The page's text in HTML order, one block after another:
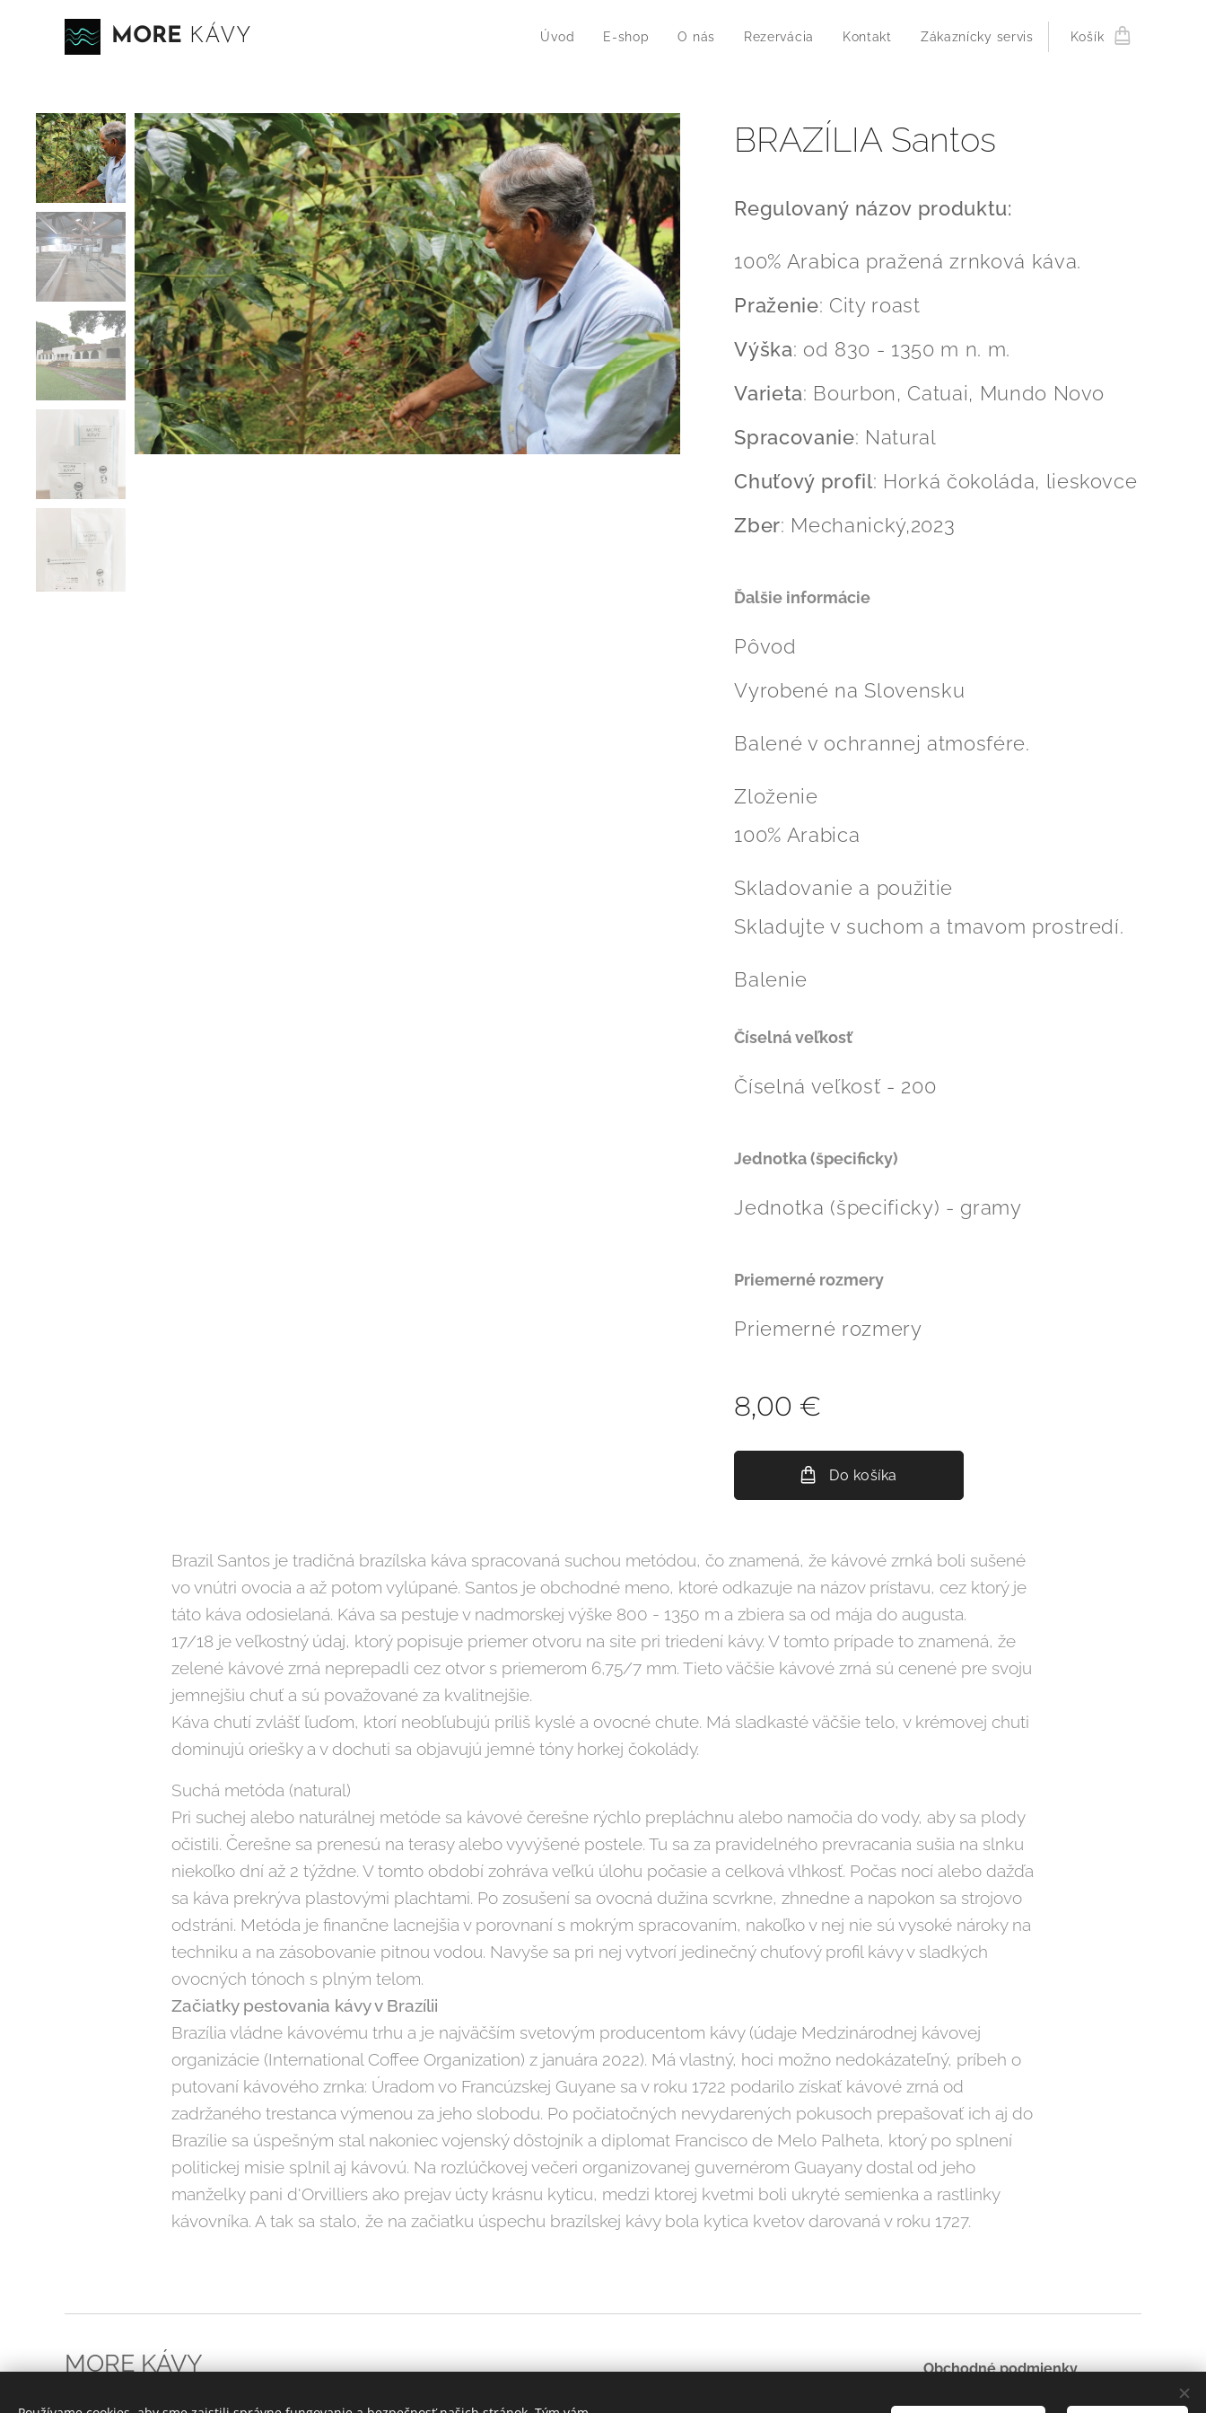
MORE KÁVY Úvod E-shop O nás Rezervácia Kontakt Zákaznícky servis Košík
BRAZÍLIA Santos
Regulovaný názov produktu:
100% Arabica pražená zrnková káva.
Praženie: City roast
Výška: od 830 - 1350 m n. m.
Varieta: Bourbon, Catuai, Mundo Novo
Spracovanie: Natural
Chuťový profil: Horká čokoláda, lieskovce
Zber: Mechanický,2023
Ďalšie informácie
Pôvod
Vyrobené na Slovensku
Balené v ochrannej atmosfére.
Zloženie
100% Arabica
Skladovanie a použitie
Skladujte v suchom a tmavom prostredí.
Balenie
Číselná veľkosť
Číselná veľkosť - 200
Jednotka (špecificky)
Jednotka (špecificky) - gramy
Priemerné rozmery
Priemerné rozmery
8,00 €
Do košíka
Brazil Santos je tradičná brazílska káva spracovaná suchou metódou, čo znamená, že kávové zrnká boli sušené
vo vnútri ovocia a až potom vylúpané. Santos je obchodné meno, ktoré odkazuje na názov prístavu, cez ktorý je
táto káva odosielaná. Káva sa pestuje v nadmorskej výške 800 - 1350 m a zbiera sa od mája do augusta.
17/18 je veľkostný údaj, ktorý popisuje priemer otvoru na site pri triedení kávy. V tomto prípade to znamená, že
zelené kávové zrná neprepadli cez otvor s priemerom 6,75/7 mm. Tieto väčšie kávové zrná sú cenené pre svoju
jemnejšiu chuť a sú považované za kvalitnejšie.
Káva chutí zvlášť ľuďom, ktorí neobľubujú príliš kyslé a ovocné chute. Má sladkasté väčšie telo, v krémovej chuti
dominujú oriešky a v dochuti sa objavujú jemné tóny horkej čokolády.
Suchá metóda (natural)
Pri suchej alebo naturálnej metóde sa kávové čerešne rýchlo prepláchnu alebo namočia do vody, aby sa plody
očistili. Čerešne sa prenesú na terasy alebo vyvýšené postele. Tu sa za pravidelného prevracania sušia na slnku
niekoľko dní až 2 týždne. V tomto období zohráva veľkú úlohu počasie a celková vlhkosť. Počas nocí alebo dažďa
sa káva prekrýva plastovými plachtami. Po zosušení sa ovocná dužina scvrkne, zhnedne a napokon sa strojovo
odstráni. Metóda je finančne lacnejšia v porovnaní s mokrým spracovaním, nakoľko v nej nie sú vysoké nároky na
techniku a na zásobovanie pitnou vodou. Navyše sa pri nej vytvorí jedinečný chuťový profil kávy v sladkých
ovocných tónoch s plným telom.
Začiatky pestovania kávy v Brazílii
Brazília vládne kávovému trhu a je najväčším svetovým producentom kávy (údaje Medzinárodnej kávovej
organizácie (International Coffee Organization) z januára 2022). Má vlastný, hoci možno nedokázateľný, príbeh o
putovaní kávového zrnka: Úradom vo Francúzskej Guyane sa v roku 1722 podarilo získať kávové zrná od
zadržaného trestanca výmenou za jeho slobodu. Po počiatočných nevydarených pokusoch prepašovať ich aj do
Brazílie sa úspešným stal nakoniec vojenský dôstojník a diplomat Francisco de Melo Palheta, ktorý po splnení
politickej misie splnil aj kávovú. Na rozlúčkovej večeri organizovanej guvernérom Guayany dostal od jeho
manželky pani d'Orvilliers ako prejav úcty krásnu kyticu, medzi ktorej kvetmi boli ukryté semienka a rastlinky
kávovníka. A tak sa stalo, že na začiatku úspechu brazílskej kávy bola kytica kvetov darovaná v roku 1727.
MORE KÁVY
Obchodné podmienky